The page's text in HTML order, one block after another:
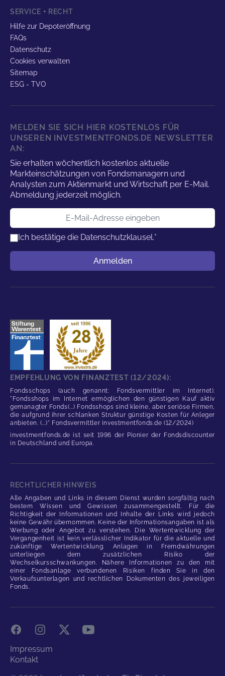
SERVICE + RECHT
Hilfe zur Depoteröffnung
FAQs
Datenschutz
Cookies verwalten
Sitemap
ESG - TVO
MELDEN SIE SICH HIER KOSTENLOS FÜR
UNSEREN INVESTMENTFONDS.DE NEWSLETTER
AN:
Sie erhalten wöchentlich kostenlos aktuelle
Markteinschätzungen von Fondsmanagern und
Analysten zum Aktienmarkt und Wirtschaft per E-Mail.
Abmeldung jederzeit möglich.
E-Mail-Adresse
Ich bestätige die Datenschutzklausel.*
Anmelden
EMPFEHLUNG VON FINANZTEST (12/2024):
Fondsschops (auch genannt: Fondsvermittler im Internet).
"Fondsshops im Internet ermöglichen den günstigen Kauf aktiv
gemanagter Fonds(...) Fondsshops sind kleine, aber seriöse Firmen,
die aufgrund ihrer schlanken Struktur günstige Kosten für Anleger
anbieten. (...)" Fondsvermittler investmentfonds.de (12/2024)
investmentfonds.de ist seit 1996 der Pionier der Fondsdiscounter
in Deutschland und Europa.
RECHTLICHER HINWEIS
Alle Angaben und Links in diesem Dienst wurden sorgfältig nach
bestem Wissen und Gewissen zusammengestellt. Für die
Richtigkeit der Informationen und Inhalte der Links wird jedoch
keine Gewähr übernommen. Keine der Informationsangaben ist als
Werbung oder Angebot zu verstehen. Die Wertentwicklung der
Vergangenheit ist kein verlässlicher Indikator für die aktuelle und
zukünftige Wertentwicklung. Anlagen in Fremdwährungen
unterliegen dem zusätzlichen Risiko der
Wechselkursschwankungen. Nähere Informationen zu den mit
einer Fondsanlage verbundenen Risiken finden Sie in den
Verkaufsunterlagen und rechtlichen Dokumenten des jeweiligen
Fonds.
FacebookInstagram
X YouTube
Impressum
Kontakt